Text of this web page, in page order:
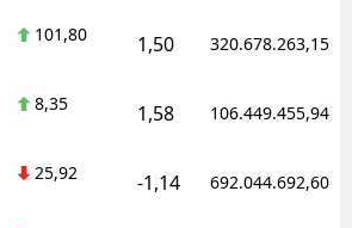
101,80 1,50 320.678.263,15
8,35 1,58 106.449.455,94
25,92 -1,14 692.044.692,60